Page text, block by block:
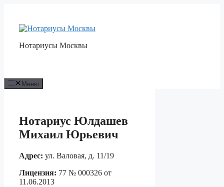
содержимому
Нотариусы Москвы
Меню
Нотариус Юлдашев
Михаил Юрьевич
Адрес: ул. Валовая, д. 11/19
Лицензия: 77 № 000326 от
11.06.2013